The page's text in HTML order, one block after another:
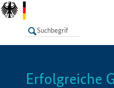
LISTE
Erfolgreiche